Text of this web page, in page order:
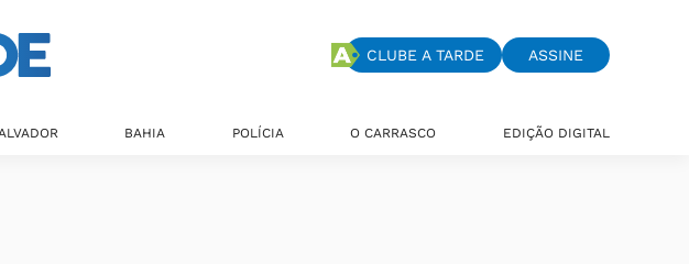
CLUBE A TARDE ASSINE
BAHIA POLÍCIA O CARRASCO EDIÇÃO DIGITAL